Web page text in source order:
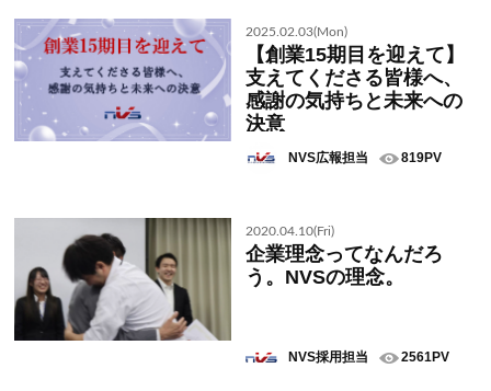
2025.02.03(Mon)
【創業15期目を迎えて】
支えてくださる皆様へ、
感謝の気持ちと未来への
決意
NVS広報担当 819PV
2020.04.10(Fri)
企業理念ってなんだろ
う。NVSの理念。
NVS採用担当 2561PV